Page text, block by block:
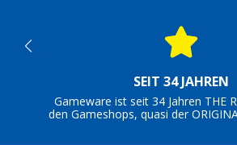
SEIT 34 JAHREN
Gameware ist seit 34 Jahren THE
den Gameshops, quasi der